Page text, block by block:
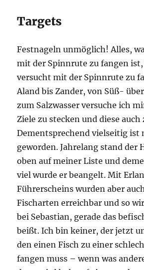
Targets
Festnageln unmöglich! Alles,
mit der Spinnrute zu fangen
versucht mit der Spinnrute zu
Aland bis Zander, von Süß-
zum Salzwasser versuche ich
Ziele zu stecken und diese auch
Dementsprechend vielseitig ist
geworden. Jahrelang stand der
oben auf meiner Liste und
viel wurde er beangelt. Mit
Führerscheins wurden aber
Fischarten erreichbar und so
bei Sebastian, gerade das
beißt. Ich bin keiner, der jetzt
den einen Fisch zu einer
fangen muss – wenn was